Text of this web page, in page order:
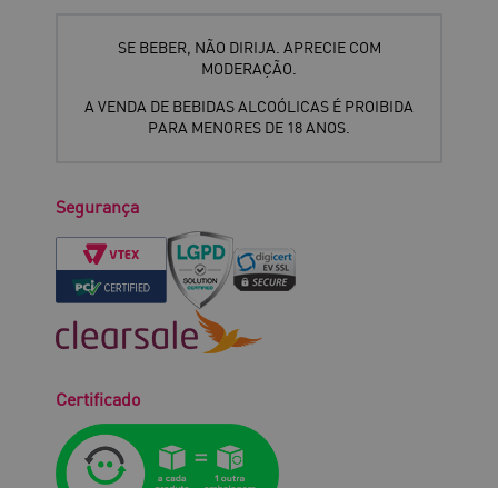
SE BEBER, NÃO DIRIJA. APRECIE COM
MODERAÇÃO.
A VENDA DE BEBIDAS ALCOÓLICAS É PROIBIDA
PARA MENORES DE 18 ANOS.
Segurança
Certificado